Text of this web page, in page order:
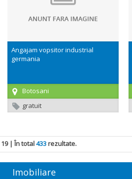
Angajam vopsitor industrial
germania
Botosani
gratuit
19| În total433rezultate.
Imobiliare